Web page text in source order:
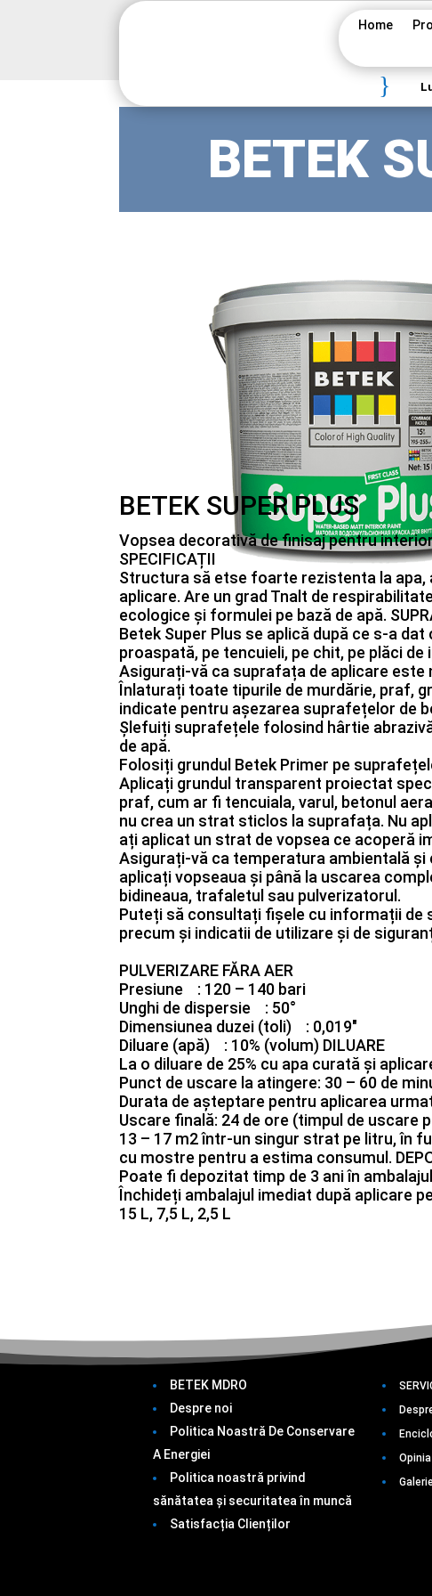
Home
}
BETEK
BETEK SUPER PLUS
Vopsea decorativă de finisaj pentru
SPECIFICAȚII
Structura să etse foarte rezistenta la
aplicare. Are un grad Tnalt de
ecologice și formulei pe bază de apă.
Betek Super Plus se aplică după ce s-a
proaspată, pe tencuieli, pe chit, pe plăci de
Asigurați-vă ca suprafața de aplicare este
Înlaturați toate tipurile de murdărie, praf,
indicate pentru așezarea suprafețelor de
Șlefuiți suprafețele folosind hârtie
de apă.
Folosiți grundul Betek Primer pe
Aplicați grundul transparent proiectat
praf, cum ar fi tencuiala, varul, betonul
nu crea un strat sticlos la suprafața. Nu
ați aplicat un strat de vopsea ce acoperă
Asigurați-vă ca temperatura ambientală și
aplicați vopseaua și până la uscarea
bidineaua, trafaletul sau pulverizatorul.
Puteți să consultați fișele cu informații de
precum și indicatii de utilizare și de
PULVERIZARE FĂRA AER
Presiune : 120 – 140 bari
Unghi de dispersie : 50°
Dimensiunea duzei (toli) : 0,019″
Diluare (apă) : 10% (volum) DILUARE
La o diluare de 25% cu apa curată și
Punct de uscare la atingere: 30 – 60 de
Durata de așteptare pentru aplicarea
Uscare finală: 24 de ore (timpul de
13 – 17 m2 într-un singur strat pe litru, în
cu mostre pentru a estima consumul.
Poate fi depozitat timp de 3 ani în
Închideți ambalajul imediat după aplicare
15 L, 7,5 L, 2,5 L
BETEK MDRO
Despre noi
Politica Noastră De Conservare
A Energiei
Politica noastră privind
sănătatea și securitatea în muncă
Satisfacția Clienților
Galerie